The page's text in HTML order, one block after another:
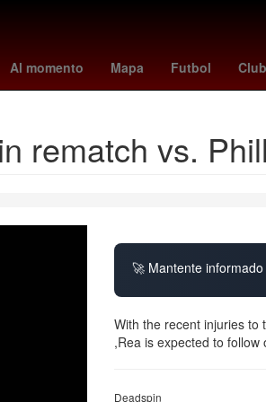
Al momento Mapa Futbol Club
ley de amparo claudia sheinbaum
rematch vs.
🚀 Mantente
With the recent injuries to
,Rea is expected to follow
Deadspin